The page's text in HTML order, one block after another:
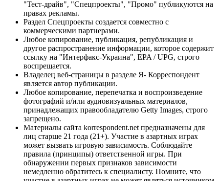
"Тест-драйв", "Спецпроекты", "Промо" публикуются на
правах рекламы.
Раздел Спецпроекты создается совместно с
коммерческими партнерами.
Любое копирование, публикация, републикация и
другое распространение информации, которое содержит
ссылку на "Интерфакс-Украина", EPA / UPG, строго
воспрещается.
Владелец веб-страницы в разделе Я- Корреспондент
является автор публикации.
Любое копирование, перепечатка и воспроизведение
фотографий и/или аудиовизуальных материалов,
принадлежащих правообладателю Getty Images, строго
запрещено.
Материалы сайта korrespondent.net предназначены для
лиц старше 21 года (21+). Участие в азартных играх
может вызвать игровую зависимость. Соблюдайте
правила (принципы) ответственной игры. При
обнаружении первых признаков зависимости
немедленно обратитесь к специалисту. Помните, что